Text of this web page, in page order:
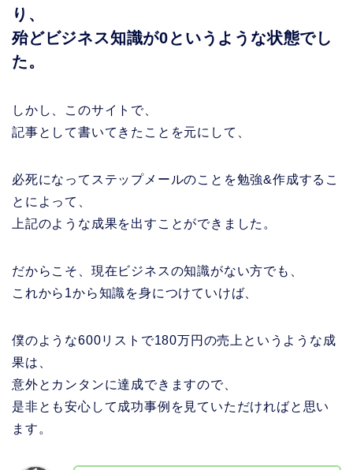
り、
殆どビジネス知識が0というような状態でし
た。
しかし、このサイトで、
記事として書いてきたことを元にして、
必死になってステップメールのことを勉強&作成するこ
とによって、
上記のような成果を出すことができました。
だからこそ、現在ビジネスの知識がない方でも、
これから1から知識を身につけていけば、
僕のような600リストで180万円の売上というような成
果は、
意外とカンタンに達成できますので、
是非とも安心して成功事例を見ていただければと思い
ます。